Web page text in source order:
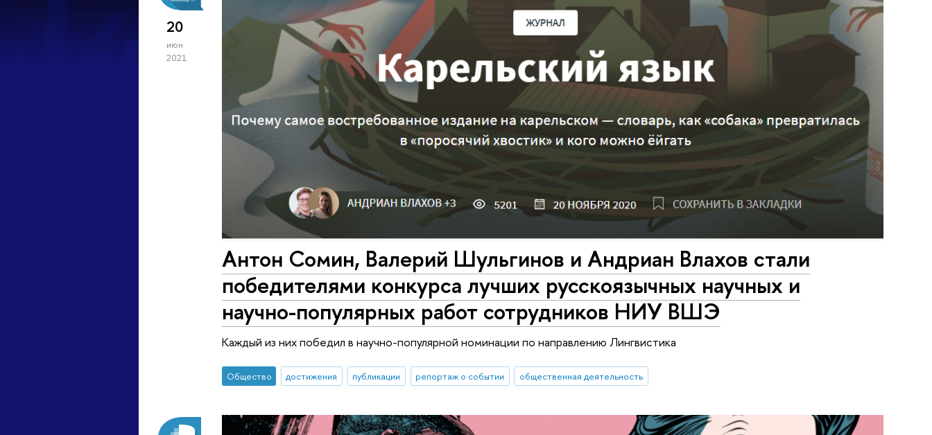
20
июн
2021
Антон Сомин, Валерий Шульгинов и Андриан Влахов стали
победителями конкурса лучших русскоязычных научных и
научно-популярных работ сотрудников НИУ ВШЭ
Каждый из них победил в научно-популярной номинации по направлению Лингвистика
Общество достижения публикации репортаж о событии общественная деятельность